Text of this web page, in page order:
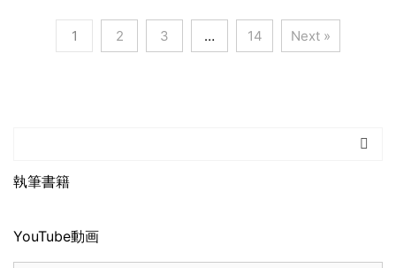
1 2 3 … 14 Next »
執筆書籍
YouTube動画